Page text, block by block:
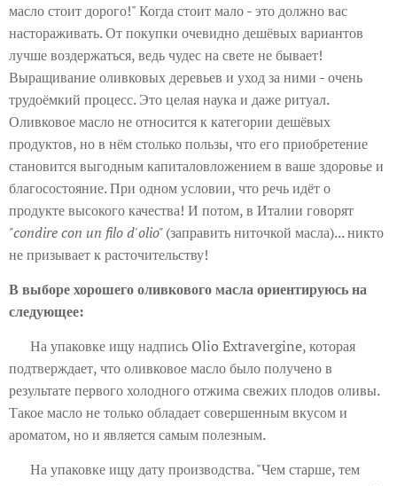
масло стоит дорого!" Когда стоит мало - это должно вас
настораживать. От покупки очевидно дешёвых вариантов
лучше воздержаться, ведь чудес на свете не бывает!
Выращивание оливковых деревьев и уход за ними - очень
трудоёмкий процесс. Это целая наука и даже ритуал.
Оливковое масло не относится к категории дешёвых
продуктов, но в нём столько пользы, что его приобретение
становится выгодным капиталовложением в ваше здоровье и
благосостояние. При одном условии, что речь идёт о
продукте высокого качества! И потом, в Италии говорят
"condire con un filo d'olio"(заправить ниточкой масла)... никто
не призывает к расточительству!
В выборе хорошего оливкового масла ориентируюсь на
следующее:
🫒 На упаковке ищу надпись Olio Extravergine, которая
подтверждает, что оливковое масло было получено в
результате первого холодного отжима свежих плодов оливы.
Такое масло не только обладает совершенным вкусом и
ароматом, но и является самым полезным.
🫒 На упаковке ищу дату производства. "Чем старше, тем